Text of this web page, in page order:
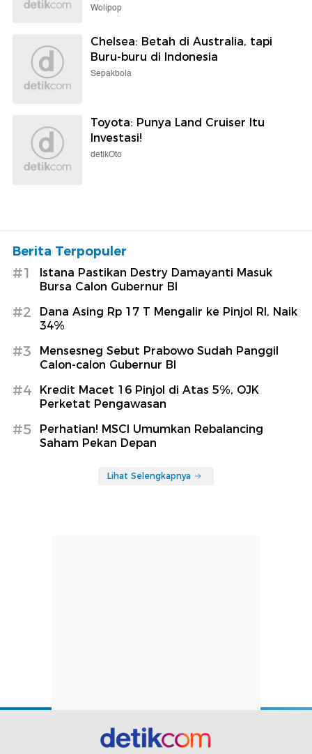
Wolipop
Chelsea: Betah di Australia, tapi
Buru-buru di Indonesia
Sepakbola
Toyota: Punya Land Cruiser Itu
Investasi!
detikOto
Berita Terpopuler
#1
Istana Pastikan Destry Damayanti Masuk
Bursa Calon Gubernur BI
#2
Dana Asing Rp 17 T Mengalir ke Pinjol RI, Naik
34%
#3
Mensesneg Sebut Prabowo Sudah Panggil
Calon-calon Gubernur BI
#4
Kredit Macet 16 Pinjol di Atas 5%, OJK
Perketat Pengawasan
#5
Perhatian! MSCI Umumkan Rebalancing
Saham Pekan Depan
Lihat Selengkapnya